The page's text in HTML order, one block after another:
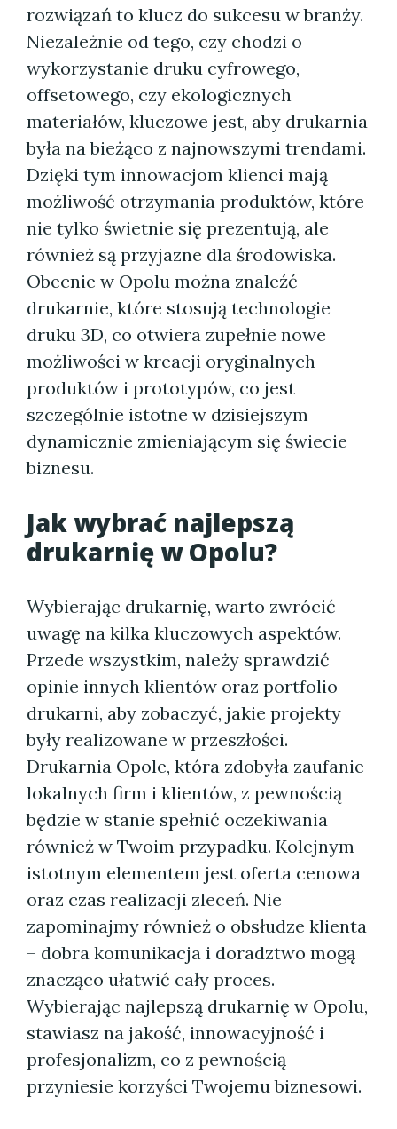
rozwiązań to klucz do sukcesu w branży.
Niezależnie od tego, czy chodzi o
wykorzystanie druku cyfrowego,
offsetowego, czy ekologicznych
materiałów, kluczowe jest, aby drukarnia
była na bieżąco z najnowszymi trendami.
Dzięki tym innowacjom klienci mają
możliwość otrzymania produktów, które
nie tylko świetnie się prezentują, ale
również są przyjazne dla środowiska.
Obecnie w Opolu można znaleźć
drukarnie, które stosują technologie
druku 3D, co otwiera zupełnie nowe
możliwości w kreacji oryginalnych
produktów i prototypów, co jest
szczególnie istotne w dzisiejszym
dynamicznie zmieniającym się świecie
biznesu.
Jak wybrać najlepszą
drukarnię w Opolu?
Wybierając drukarnię, warto zwrócić
uwagę na kilka kluczowych aspektów.
Przede wszystkim, należy sprawdzić
opinie innych klientów oraz portfolio
drukarni, aby zobaczyć, jakie projekty
były realizowane w przeszłości.
Drukarnia Opole, która zdobyła zaufanie
lokalnych firm i klientów, z pewnością
będzie w stanie spełnić oczekiwania
również w Twoim przypadku. Kolejnym
istotnym elementem jest oferta cenowa
oraz czas realizacji zleceń. Nie
zapominajmy również o obsłudze klienta
– dobra komunikacja i doradztwo mogą
znacząco ułatwić cały proces.
Wybierając najlepszą drukarnię w Opolu,
stawiasz na jakość, innowacyjność i
profesjonalizm, co z pewnością
przyniesie korzyści Twojemu biznesowi.